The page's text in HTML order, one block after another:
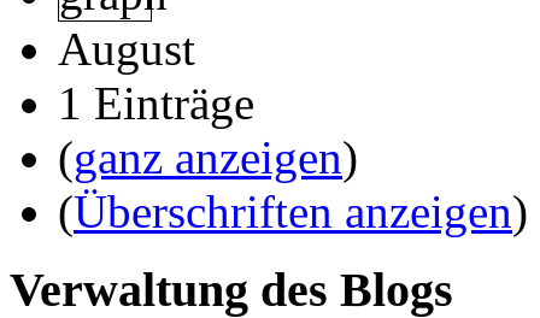
August
1 Einträge
(ganz anzeigen)
(Überschriften anzeigen)
Verwaltung des Blogs